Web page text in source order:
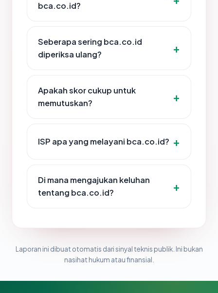
bca.co.id?
Seberapa sering bca.co.id
diperiksa ulang?
Apakah skor cukup untuk
memutuskan?
ISP apa yang melayani bca.co.id?
Di mana mengajukan keluhan
tentang bca.co.id?
Laporan ini dibuat otomatis dari sinyal teknis publik. Ini bukan
nasihat hukum atau finansial.